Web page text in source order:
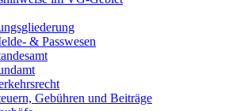
& Passwesen
Gebühren und Beiträge